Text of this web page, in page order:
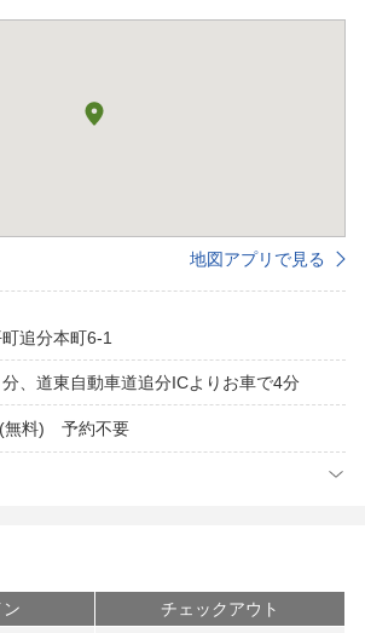
地図アプリで見る
追分本町6-1
、道東自動車道追分ICよりお車で4分
(無料) 予約不要
チェックアウト